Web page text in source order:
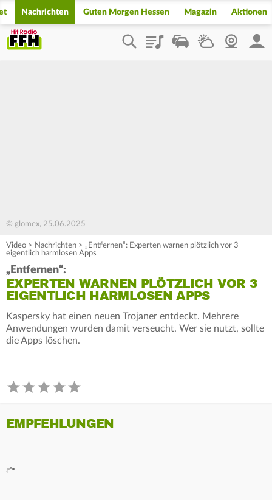
Nachrichten Guten Morgen Hessen Magazin Aktionen
PlaylistStaupilotWetterWebcam
© glomex, 25.06.2025
Video > Nachrichten > „Entfernen“: Experten warnen plötzlich vor 3
eigentlich harmlosen Apps
„Entfernen“:
EXPERTEN WARNEN PLÖTZLICH VOR 3
EIGENTLICH HARMLOSEN APPS
Kaspersky hat einen neuen Trojaner entdeckt. Mehrere
Anwendungen wurden damit verseucht. Wer sie nutzt, sollte
die Apps löschen.
EMPFEHLUNGEN